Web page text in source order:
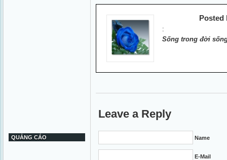
QUẢNG CÁO
Posted
:
Sống trong đời
Leave a Reply
Name
E-Mail